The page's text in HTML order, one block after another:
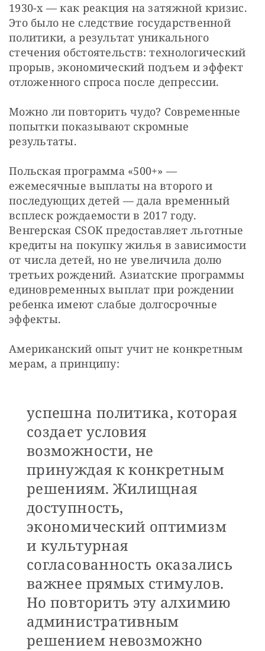
1930-х — как реакция на затяжной кризис.
Это было не следствие государственной
политики, а результат уникального
стечения обстоятельств: технологический
прорыв, экономический подъем и эффект
отложенного спроса после депрессии.
Можно ли повторить чудо? Современные
попытки показывают скромные
результаты.
Польская программа «500+» —
ежемесячные выплаты на второго и
последующих детей — дала временный
всплеск рождаемости в 2017 году.
Венгерская CSOK предоставляет льготные
кредиты на покупку жилья в зависимости
от числа детей, но не увеличила долю
третьих рождений. Азиатские программы
единовременных выплат при рождении
ребенка имеют слабые долгосрочные
эффекты.
Американский опыт учит не конкретным
мерам, а принципу:
успешна политика, которая
создает условия
возможности, не
принуждая к конкретным
решениям. Жилищная
доступность,
экономический оптимизм
и культурная
согласованность оказались
важнее прямых стимулов.
Но повторить эту алхимию
административным
решением невозможно